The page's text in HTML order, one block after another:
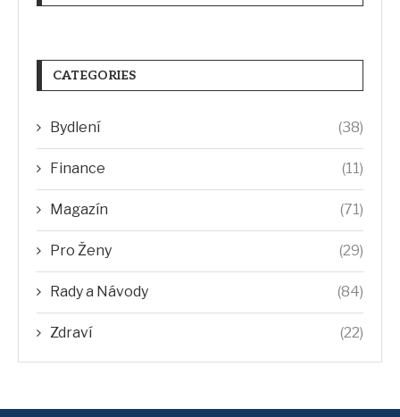
CATEGORIES
Bydlení (38)
Finance (11)
Magazín (71)
Pro Ženy (29)
Rady a Návody (84)
Zdraví (22)